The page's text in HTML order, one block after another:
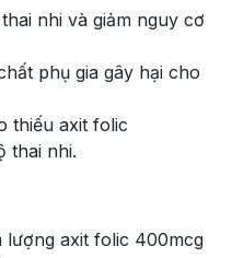
nhi và giảm nguy cơ
phụ gia gây hại cho
thiếu axit folic
thai nhi.
lượng axit folic 400mcg